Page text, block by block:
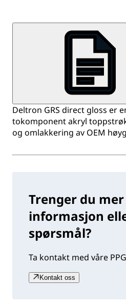
Deltron GRS direct gloss er
tokomponent akryl
og omlakkering av OEM
Trenger du mer
informasjon
spørsmål?
Ta kontakt med våre
Kontakt oss